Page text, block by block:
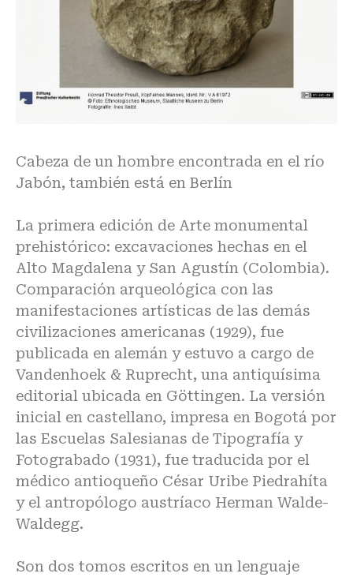
Cabeza de un hombre encontrada en el río
Jabón, también está en Berlín
La primera edición de Arte monumental
prehistórico: excavaciones hechas en el
Alto Magdalena y San Agustín (Colombia).
Comparación arqueológica con las
manifestaciones artísticas de las demás
civilizaciones americanas (1929), fue
publicada en alemán y estuvo a cargo de
Vandenhoek & Ruprecht, una antiquísima
editorial ubicada en Göttingen. La versión
inicial en castellano, impresa en Bogotá por
las Escuelas Salesianas de Tipografía y
Fotograbado (1931), fue traducida por el
médico antioqueño César Uribe Piedrahíta
y el antropólogo austríaco Herman Walde-
Waldegg.
Son dos tomos escritos en un lenguaje